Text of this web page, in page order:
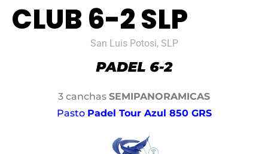
CLUB 6-2 SLP
San Luis Potosi, SLP
3 canchas SEMIPANORAMICAS
Pasto Padel Tour Azul 850 GRS